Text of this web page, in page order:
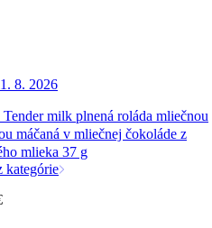
8. 2026
milk plnená roláda mliečnou
máčaná v mliečnej čokoláde z
mlieka 37 g
kategórie